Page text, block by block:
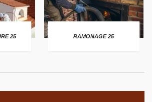
25 RAMONAGE 25